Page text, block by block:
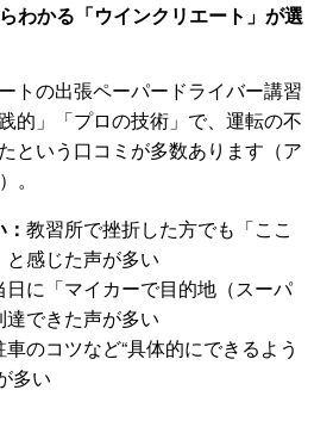
講習料金
コラム&トピックス
メディア紹介
申し込みフロー
わかる「ウインクリエート」が選
トの出張ペーパードライバー講習
的」「プロの技術」で、運転の不
という口コミが多数あります（ア
。
：教習所で挫折した方でも「ここ
感じた声が多い
日に「マイカーで目的地（スーパ
できた声が多い
車のコツなど“具体的にできるよう
多い